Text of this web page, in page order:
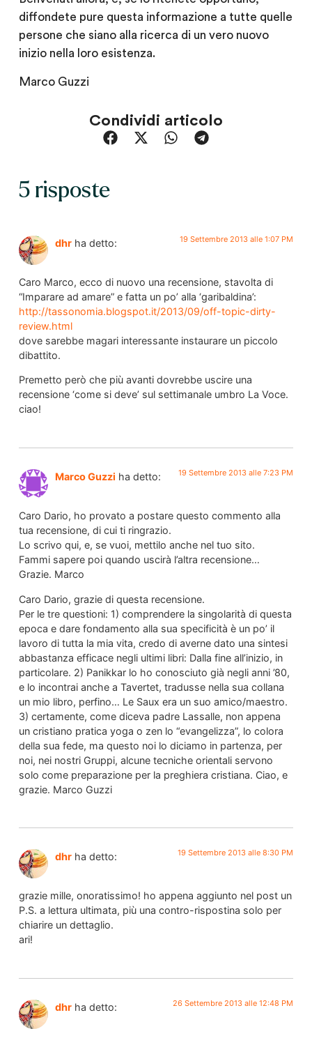
diffondete pure questa informazione a tutte quelle
persone che siano alla ricerca di un vero nuovo
inizio nella loro esistenza.
Marco Guzzi
Condividi articolo
5 risposte
dhr ha detto: 19 Settembre 2013 alle 1:07 PM
Caro Marco, ecco di nuovo una recensione, stavolta di
“Imparare ad amare” e fatta un po’ alla ‘garibaldina’:
http://tassonomia.blogspot.it/2013/09/off-topic-dirty-
review.html
dove sarebbe magari interessante instaurare un piccolo
dibattito.
Premetto però che più avanti dovrebbe uscire una
recensione ‘come si deve’ sul settimanale umbro La Voce.
ciao!
Marco Guzzi ha detto: 19 Settembre 2013 alle 7:23 PM
Caro Dario, ho provato a postare questo commento alla
tua recensione, di cui ti ringrazio.
Lo scrivo qui, e, se vuoi, mettilo anche nel tuo sito.
Fammi sapere poi quando uscirà l’altra recensione…
Grazie. Marco
Caro Dario, grazie di questa recensione.
Per le tre questioni: 1) comprendere la singolarità di questa
epoca e dare fondamento alla sua specificità è un po’ il
lavoro di tutta la mia vita, credo di averne dato una sintesi
abbastanza efficace negli ultimi libri: Dalla fine all’inizio, in
particolare. 2) Panikkar lo ho conosciuto già negli anni ’80,
e lo incontrai anche a Tavertet, tradusse nella sua collana
un mio libro, perfino… Le Saux era un suo amico/maestro.
3) certamente, come diceva padre Lassalle, non appena
un cristiano pratica yoga o zen lo “evangelizza”, lo colora
della sua fede, ma questo noi lo diciamo in partenza, per
noi, nei nostri Gruppi, alcune tecniche orientali servono
solo come preparazione per la preghiera cristiana. Ciao, e
grazie. Marco Guzzi
dhr ha detto: 19 Settembre 2013 alle 8:30 PM
grazie mille, onoratissimo! ho appena aggiunto nel post un
P.S. a lettura ultimata, più una contro-rispostina solo per
chiarire un dettaglio.
ari!
dhr ha detto: 26 Settembre 2013 alle 12:48 PM